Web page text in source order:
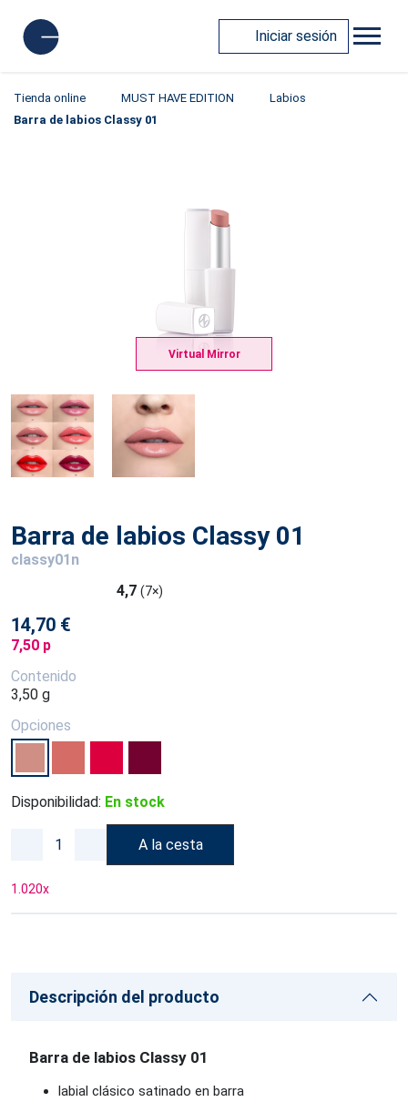
Iniciar sesión
Tienda online MUST HAVE EDITION
Labios
Barra de labios Classy 01
Virtual Mirror
Barra de labios Classy 01
classy01n
4,7 (7×)
14,70 €
7,50 p
Contenido
3,50 g
Opciones
Disponibilidad: En stock
A la cesta
1.020x
Descripción del producto
Barra de labios Classy 01
labial clásico satinado en barra